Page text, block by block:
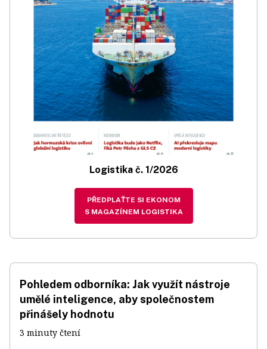
Logistika č. 1/2026
PŘEDPLAŤTE SI EKONOM
S MAGAZÍNEM LOGISTIKA
Pohledem odborníka: Jak využít nástroje
umělé inteligence, aby společnostem
přinášely hodnotu
3 minuty čtení